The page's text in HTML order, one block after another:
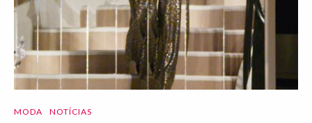
MODA NOTÍCIAS